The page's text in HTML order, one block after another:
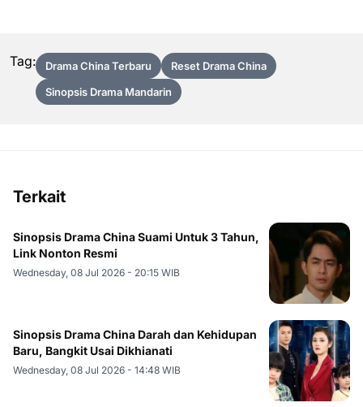
Tag: Drama China Terbaru
Reset Drama China
Sinopsis Drama Mandarin
Terkait
Sinopsis Drama China Suami Untuk 3 Tahun,
Link Nonton Resmi
Wednesday, 08 Jul 2026 - 20:15 WIB
Sinopsis Drama China Darah dan Kehidupan
Baru, Bangkit Usai Dikhianati
Wednesday, 08 Jul 2026 - 14:48 WIB